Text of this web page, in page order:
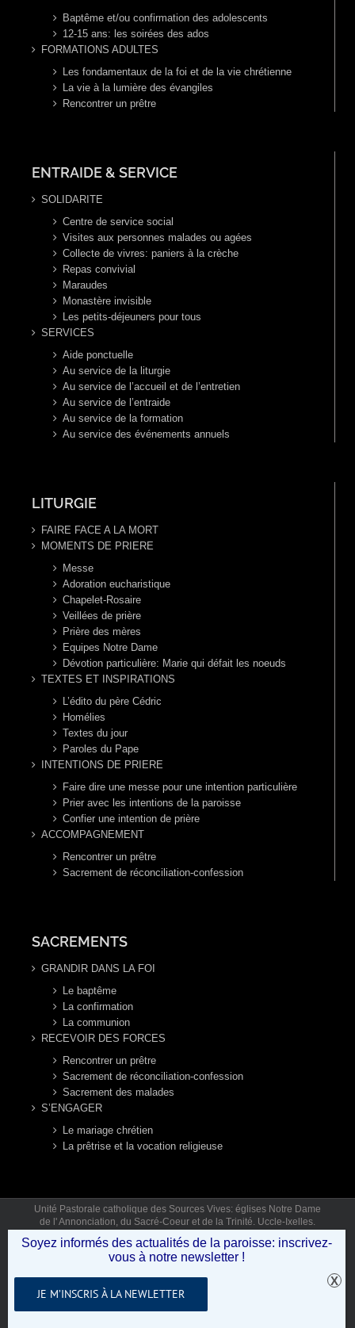
Baptême et/ou confirmation des adolescents
12-15 ans: les soirées des ados
FORMATIONS ADULTES
Les fondamentaux de la foi et de la vie chrétienne
La vie à la lumière des évangiles
Rencontrer un prêtre
ENTRAIDE & SERVICE
SOLIDARITE
Centre de service social
Visites aux personnes malades ou agées
Collecte de vivres: paniers à la crèche
Repas convivial
Maraudes
Monastère invisible
Les petits-déjeuners pour tous
SERVICES
Aide ponctuelle
Au service de la liturgie
Au service de l’accueil et de l’entretien
Au service de l’entraide
Au service de la formation
Au service des événements annuels
LITURGIE
FAIRE FACE A LA MORT
MOMENTS DE PRIERE
Messe
Adoration eucharistique
Chapelet-Rosaire
Veillées de prière
Prière des mères
Equipes Notre Dame
Dévotion particulière: Marie qui défait les noeuds
TEXTES ET INSPIRATIONS
L’édito du père Cédric
Homélies
Textes du jour
Paroles du Pape
INTENTIONS DE PRIERE
Faire dire une messe pour une intention particulière
Prier avec les intentions de la paroisse
Confier une intention de prière
ACCOMPAGNEMENT
Rencontrer un prêtre
Sacrement de réconciliation-confession
SACREMENTS
GRANDIR DANS LA FOI
Le baptême
La confirmation
La communion
RECEVOIR DES FORCES
Rencontrer un prêtre
Sacrement de réconciliation-confession
Sacrement des malades
S’ENGAGER
Le mariage chrétien
La prêtrise et la vocation religieuse
Unité Pastorale catholique des Sources Vives: églises Notre Dame
de l' Annonciation, du Sacré-Coeur et de la Trinité. Uccle-Ixelles.
Mail: secretariat.sourcesvives@gmail.com Tél: 02 346 92 12 (lun,
mar, jeu, ven 9h30-12h30) © Copyright 2019 - Unité Pastorale des
Sources Vives .
Facebook
Soyez informés des actualités de la paroisse: inscrivez-
vous à notre newsletter !
JE M’INSCRIS À LA NEWLETTER